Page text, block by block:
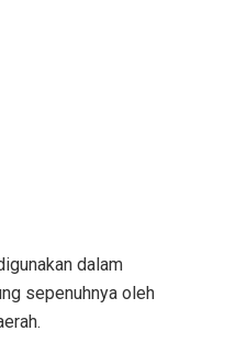
dalam
sepenuhnya oleh